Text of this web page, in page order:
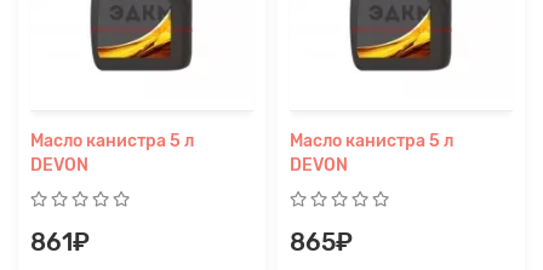
Масло канистра 5 л
DEVON
861₽
Масло канистра 5 л
DEVON
865₽